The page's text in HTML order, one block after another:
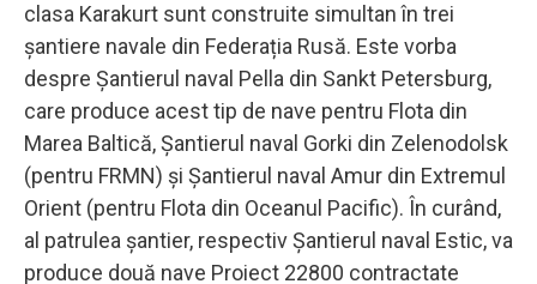
clasa Karakurt sunt construite simultan în trei
șantiere navale din Federația Rusă. Este vorba
despre Șantierul naval Pella din Sankt Petersburg,
care produce acest tip de nave pentru Flota din
Marea Baltică, Șantierul naval Gorki din Zelenodolsk
(pentru FRMN) și Șantierul naval Amur din Extremul
Orient (pentru Flota din Oceanul Pacific). În curând,
al patrulea șantier, respectiv Șantierul naval Estic, va
produce două nave Proiect 22800 contractate